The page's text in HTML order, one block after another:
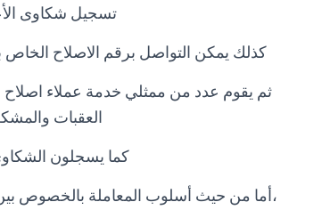
تسجيل شكاوى
كذلك يمكن التواصل برقم الاصلاح
ثم يقوم عدد من ممثلي خدمة عملاء
العقبات
كما يسجلون
،أما من حيث أسلوب المعاملة بالخصوص